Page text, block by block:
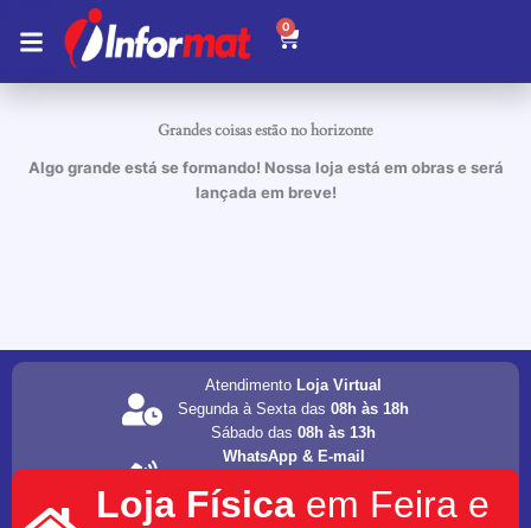
para
conteúdo
Grandes coisas estão no horizonte
Algo grande está se formando! Nossa loja está em obras e será
lançada em breve!
Atendimento Loja Virtual
Segunda à Sexta das08h às 18h
Sábado das08h às 13h
WhatsApp & E-mail
informat.servicos1@gmail.com
Loja Física em Feira e
0
Carrinho